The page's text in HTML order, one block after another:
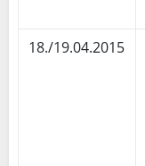
18./19.04.2015